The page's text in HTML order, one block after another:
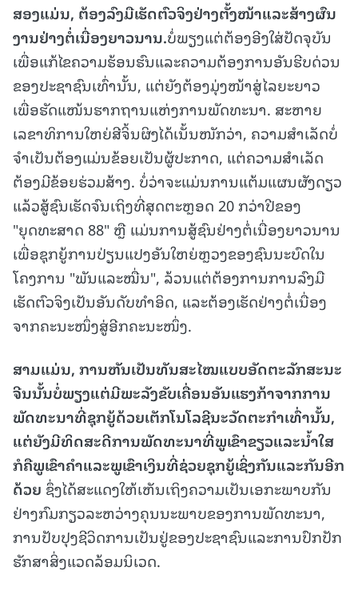
ສອງແມ່ນ, ຕ້ອງລົງມືເຮັດຕົວຈິງຢ່າງຕັ້ງໜ້າແລະສ້າງຜົນ
ງານຢ່າງຕໍ່ເນື່ອງຍາວນານ.ບໍ່ພຽງແຕ່ຕ້ອງອີງໃສ່ປັດຈຸບັນ
ເພື່ອແກ້ໄຂຄວາມຮ້ອນຮົນແລະຄວາມຕ້ອງການອັນຮີບດ່ວນ
ຂອງປະຊາຊົນເທົ່ານັ້ນ, ແຕ່ຍັງຕ້ອງມຸ່ງໜ້າສູ່ໄລຍະຍາວ
ເພື່ອຮັດແໜ້ນຮາກຖານແຫ່ງການພັດທະນາ. ສະຫາຍ
ເລຂາທິການໃຫຍ່ສີຈິ້ນຜິງໄດ້ເນັ້ນໜັກວ່າ, ຄວາມສຳເລັດບໍ່
ຈຳເປັນຕ້ອງແມ່ນຂ້ອຍເປັນຜູ້ປະກາດ, ແຕ່ຄວາມສຳເລັດ
ຕ້ອງມີຂ້ອຍຮ່ວມສ້າງ. ບໍ່ວ່າຈະແມ່ນການແຕ້ມແຜນຜັງດຽວ
ແລ້ວສູ້ຊົນເຮັດຈົນເຖິງທີ່ສຸດຕະຫຼອດ 20 ກວ່າປີຂອງ
"ຍຸດທະສາດ 88" ຫຼື ແມ່ນການສູ້ຊົນຢ່າງຕໍ່ເນື່ອງຍາວນານ
ເພື່ອຊຸກຍູ້ການປ່ຽນແປງອັນໃຫຍ່ຫຼວງຂອງຊົນນະບົດໃນ
ໂຄງການ "ພັນແລະໝື່ນ", ລ້ວນແຕ່ຕ້ອງການການລົງມື
ເຮັດຕົວຈິງເປັນອັນດັບທຳອິດ, ແລະຕ້ອງເຮັດຢ່າງຕໍ່ເນື່ອງ
ຈາກຄະນະໜຶ່ງສູ່ອີກຄະນະໜຶ່ງ.
ສາມແມ່ນ, ການຫັນເປັນທັນສະໄໝແບບອັດຕະລັກສະນະ
ຈີນນັ້ນບໍ່ພຽງແຕ່ມີພະລັງຂັບເຄື່ອນອັນແຮງກ້າຈາກການ
ພັດທະນາທີ່ຊຸກຍູ້ດ້ວຍເຕັກໂນໂລຊີນະວັດຕະກຳເທົ່ານັ້ນ,
ແຕ່ຍັງມີທິດສະດີການພັດທະນາທີ່ພູເຂົາຂຽວແລະນ້ຳໃສ
ກໍຄືພູເຂົາຄຳແລະພູເຂົາເງິນທີ່ຊ່ວຍຊຸກຍູ້ເຊິ່ງກັນແລະກັນອີກ
ດ້ວຍ ຊຶ່ງໄດ້ສະແດງໃຫ້ເຫັນເຖິງຄວາມເປັນເອກະພາບກັນ
ຢ່າງກົມກຽວລະຫວ່າງຄຸນນະພາບຂອງການພັດທະນາ,
ການປັບປຸງຊີວິດການເປັນຢູ່ຂອງປະຊາຊົນແລະການປົກປັກ
ຮັກສາສິ່ງແວດລ້ອມນິເວດ.